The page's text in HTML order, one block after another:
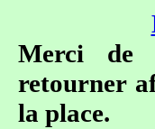
Merci de
retourner
la place.